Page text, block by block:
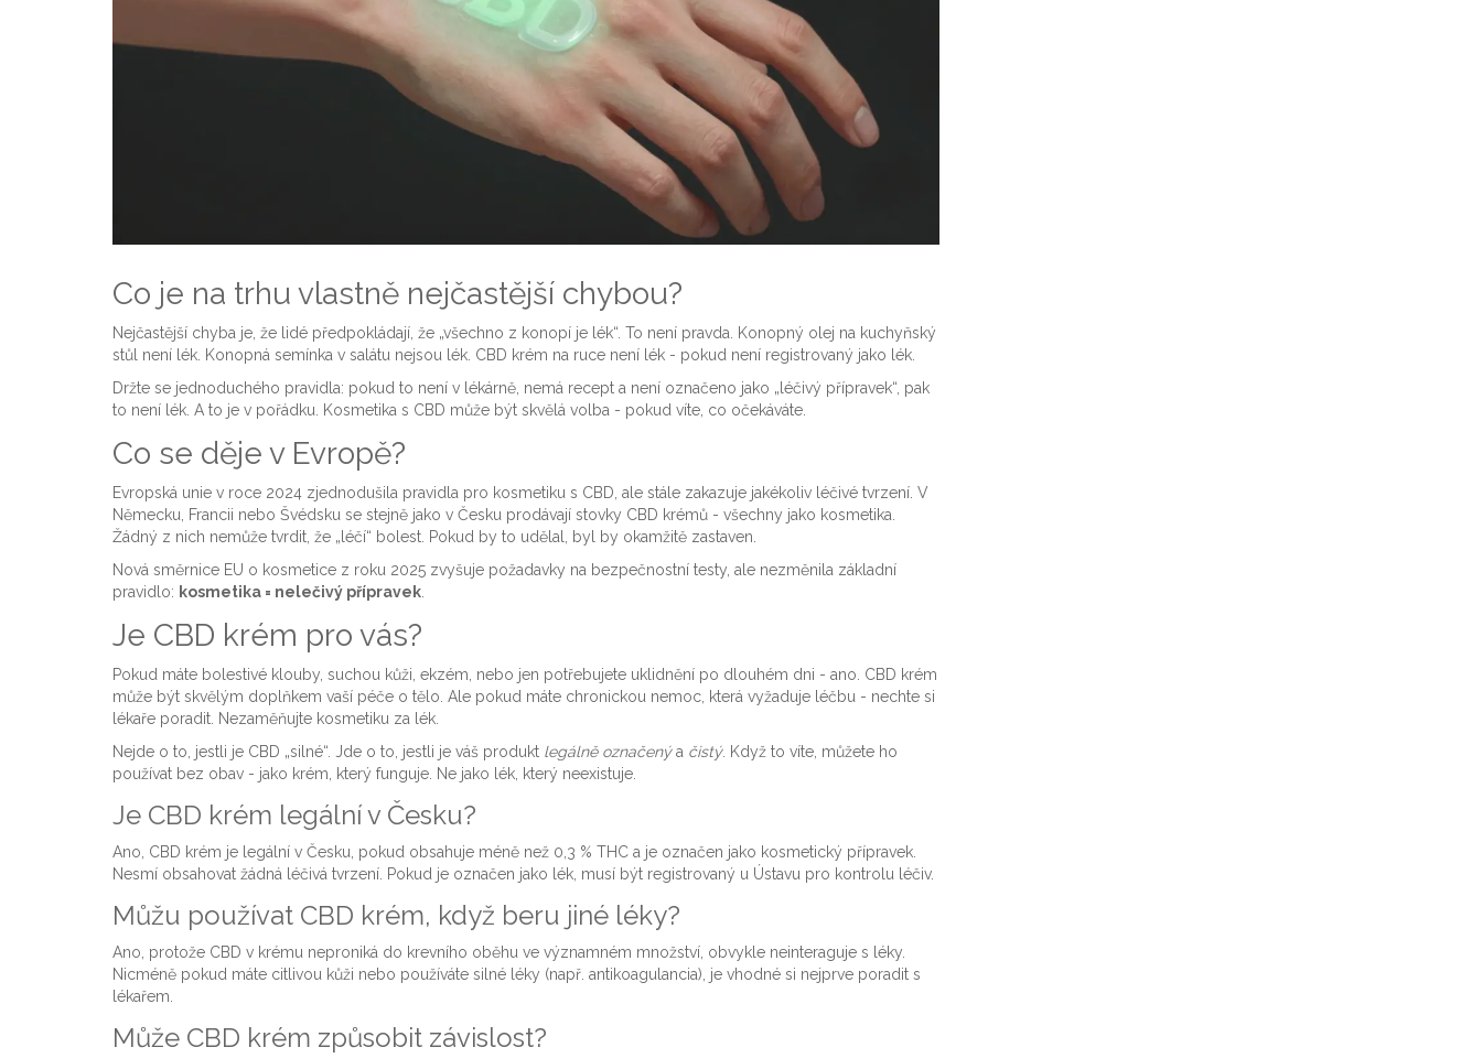
Co je na trhu vlastně nejčastější chybou?
Nejčastější chyba je, že lidé předpokládají, že „všechno z konopí je lék“. To není pravda. Konopný olej na kuchyňský
stůl není lék. Konopná semínka v salátu nejsou lék. CBD krém na ruce není lék - pokud není registrovaný jako lék.
Držte se jednoduchého pravidla: pokud to není v lékárně, nemá recept a není označeno jako „léčivý přípravek“, pak
to není lék. A to je v pořádku. Kosmetika s CBD může být skvělá volba - pokud víte, co očekáváte.
Co se děje v Evropě?
Evropská unie v roce 2024 zjednodušila pravidla pro kosmetiku s CBD, ale stále zakazuje jakékoliv léčivé tvrzení. V
Německu, Francii nebo Švédsku se stejně jako v Česku prodávají stovky CBD krémů - všechny jako kosmetika.
Žádný z nich nemůže tvrdit, že „léčí“ bolest. Pokud by to udělal, byl by okamžitě zastaven.
Nová směrnice EU o kosmetice z roku 2025 zvyšuje požadavky na bezpečnostní testy, ale nezměnila základní
pravidlo: kosmetika = nelečivý přípravek
Je CBD krém pro vás?
Pokud máte bolestivé klouby, suchou kůži, ekzém, nebo jen potřebujete uklidnění po dlouhém dni - ano. CBD krém
může být skvělým doplňkem vaší péče o tělo. Ale pokud máte chronickou nemoc, která vyžaduje léčbu - nechte si
lékaře poradit. Nezaměňujte kosmetiku za lék.
Nejde o to, jestli je CBD „silné“. Jde o to, jestli je váš produkt legálně označenýa čistý. Když to víte, můžete ho
používat bez obav - jako krém, který funguje. Ne jako lék, který neexistuje.
Je CBD krém legální v Česku?
Ano, CBD krém je legální v Česku, pokud obsahuje méně než 0,3 % THC a je označen jako kosmetický přípravek.
Nesmí obsahovat žádná léčivá tvrzení. Pokud je označen jako lék, musí být registrovaný u Ústavu pro kontrolu léčiv.
Můžu používat CBD krém, když beru jiné léky?
Ano, protože CBD v krému neproniká do krevního oběhu ve významném množství, obvykle neinteraguje s léky.
Nicméně pokud máte citlivou kůži nebo používáte silné léky (např. antikoagulancia), je vhodné si nejprve poradit s
lékařem.
Může CBD krém způsobit závislost?